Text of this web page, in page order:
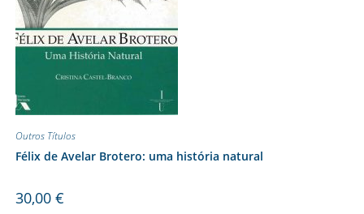
Outros Títulos
Félix de Avelar Brotero: uma história natural
30,00 €